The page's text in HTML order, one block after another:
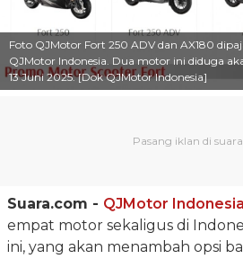
Foto QJMotor Fort 250 ADV dan AX180
QJMotor Indonesia. Dua motor ini diduga
13 Juni 2025. [Dok QJMotor Indonesia]
Suara.com - QJMotor Indonesia
empat motor sekaligus di
ini, yang akan menambah opsi